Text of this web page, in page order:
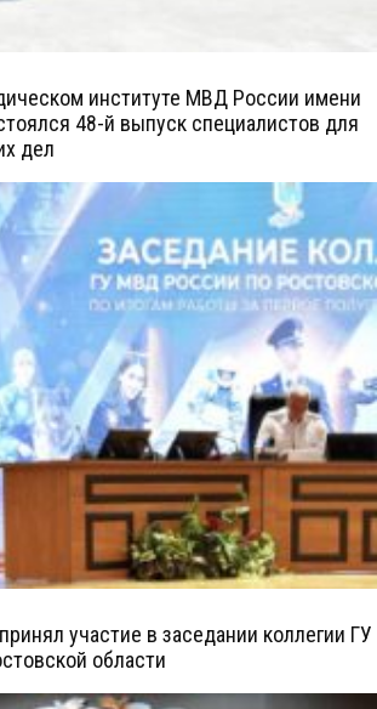
институте МВД России имени
48-й выпуск специалистов для
дел
участие в заседании коллегии ГУ
области